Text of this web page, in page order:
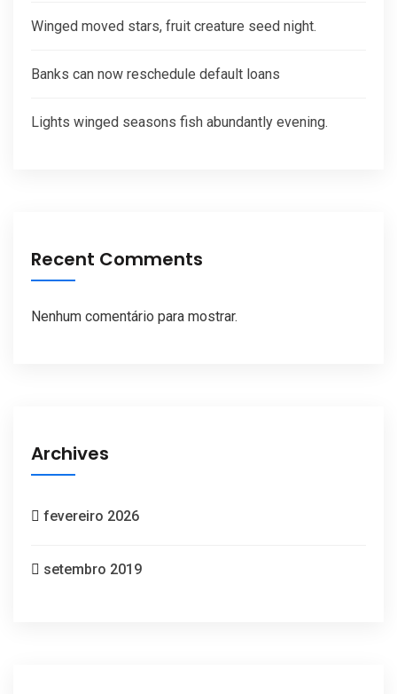
Winged moved stars, fruit creature seed night.
Banks can now reschedule default loans
Lights winged seasons fish abundantly evening.
Recent Comments
Nenhum comentário para mostrar.
Archives
fevereiro 2026
setembro 2019